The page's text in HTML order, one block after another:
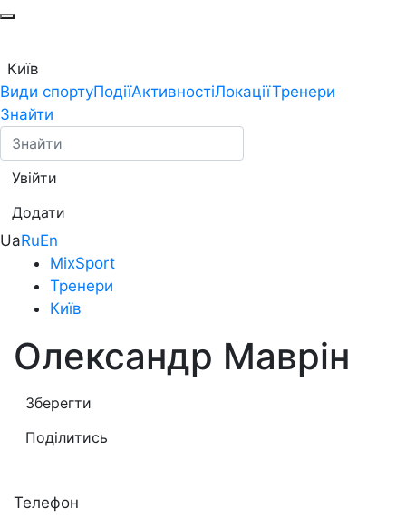
Київ
Види спортуПодіїАктивностіЛокаціїТренери
Знайти
Увійти
Додати
UaRuEn
MixSport
Тренери
Київ
Олександр Маврін
Зберегти
Поділитись
Телефон